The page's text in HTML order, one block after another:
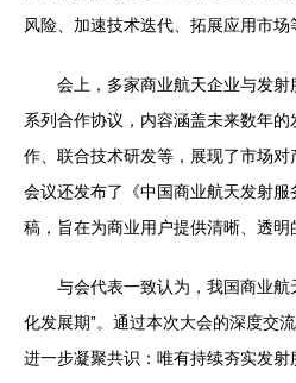
风险、加速技术迭代、拓展应用市场
会上，多家商业航天企业与发
系列合作协议，内容涵盖未来数年
作、联合技术研发等，展现了市场对
会议还发布了《中国商业航天发射
稿，旨在为商业用户提供清晰、透明
与会代表一致认为，我国商业航
化发展期”。通过本次大会的深度交
进一步凝聚共识：唯有持续夯实发